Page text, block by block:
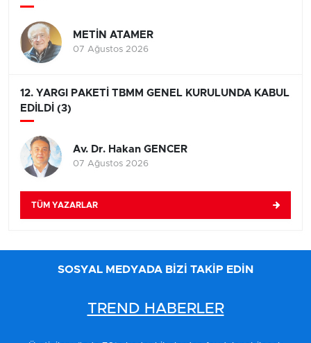
METİN ATAMER
07 Ağustos 2026
12. YARGI PAKETİ TBMM GENEL KURULUNDA KABUL
EDİLDİ (3)
Av. Dr. Hakan GENCER
07 Ağustos 2026
TÜM YAZARLAR
SOSYAL MEDYADA BİZİ TAKİP EDİN
TREND HABERLER